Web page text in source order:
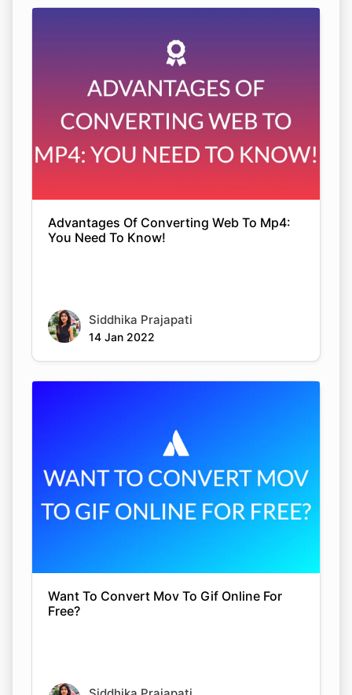
Advantages Of Converting Web To Mp4:
You Need To Know!
Siddhika Prajapati
14 Jan 2022
Want To Convert Mov To Gif Online For
Free?